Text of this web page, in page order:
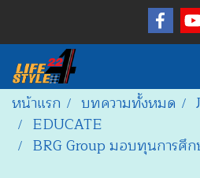
หน้าแรก บทความทั้งหมด
EDUCATE
BRG Group มอบทุนการศึก